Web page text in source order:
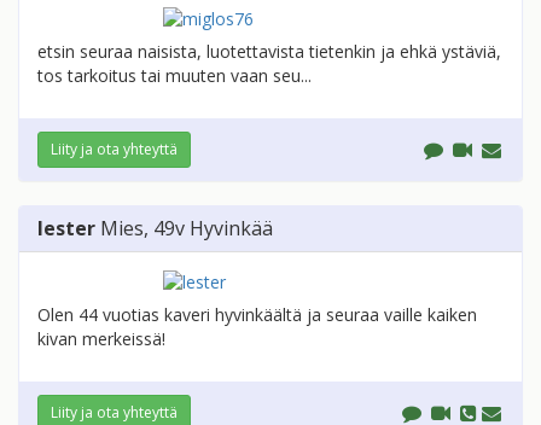
etsin seuraa naisista, luotettavista tietenkin ja ehkä ystäviä,
tos tarkoitus tai muuten vaan seu...
Liity ja ota yhteyttä
lester Mies, 49v Hyvinkää
Olen 44 vuotias kaveri hyvinkäältä ja seuraa vaille kaiken
kivan merkeissä!
Liity ja ota yhteyttä